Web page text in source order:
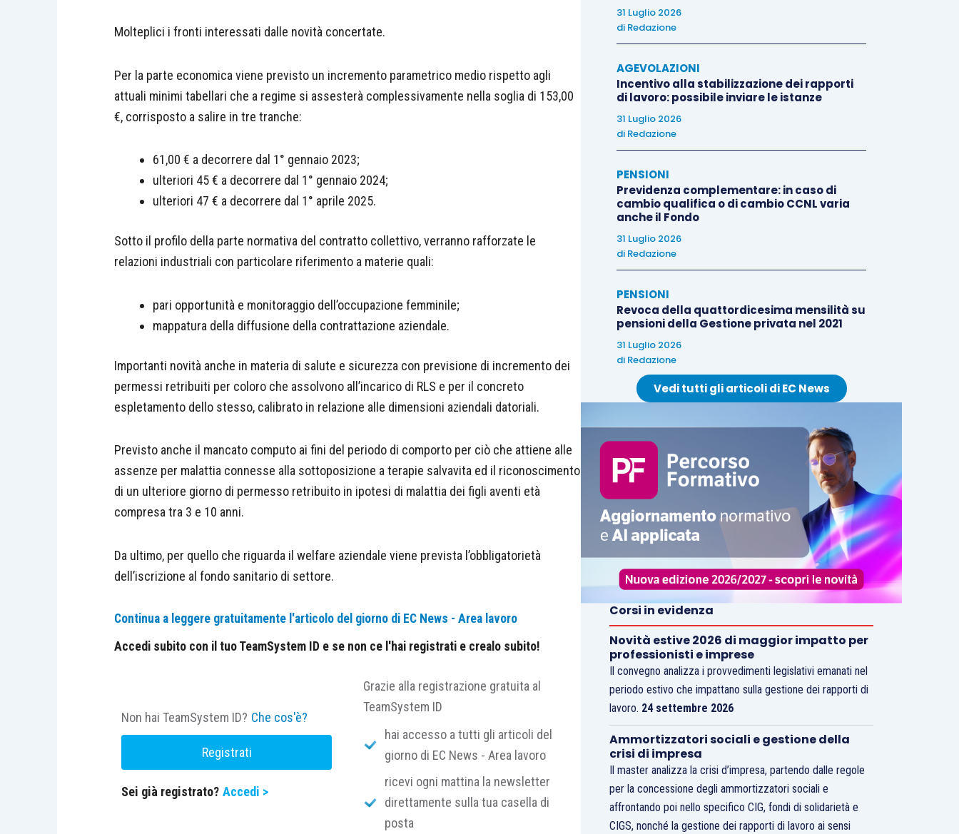
Molteplici i fronti interessati dalle novità concertate.
Per la parte economica viene previsto un incremento parametrico medio rispetto agli
attuali minimi tabellari che a regime si assesterà complessivamente nella soglia di 153,00
€, corrisposto a salire in tre tranche:
61,00 € a decorrere dal 1° gennaio 2023;
ulteriori 45 € a decorrere dal 1° gennaio 2024;
ulteriori 47 € a decorrere dal 1° aprile 2025.
Sotto il profilo della parte normativa del contratto collettivo, verranno rafforzate le
relazioni industriali con particolare riferimento a materie quali:
pari opportunità e monitoraggio dell’occupazione femminile;
mappatura della diffusione della contrattazione aziendale.
Importanti novità anche in materia di salute e sicurezza con previsione di incremento dei
permessi retribuiti per coloro che assolvono all’incarico di RLS e per il concreto
espletamento dello stesso, calibrato in relazione alle dimensioni aziendali datoriali.
Previsto anche il mancato computo ai fini del periodo di comporto per ciò che attiene alle
assenze per malattia connesse alla sottoposizione a terapie salvavita ed il riconoscimento
di un ulteriore giorno di permesso retribuito in ipotesi di malattia dei figli aventi età
compresa tra 3 e 10 anni.
Da ultimo, per quello che riguarda il welfare aziendale viene prevista l’obbligatorietà
dell’iscrizione al fondo sanitario di settore.
Continua a leggere gratuitamente l'articolo del giorno di EC News - Area lavoro
Accedi subito con il tuo TeamSystem ID e se non ce l'hai registrati e crealo subito!
Non hai TeamSystem ID? Che cos'è?
Registrati
Sei già registrato? Accedi >
Grazie alla registrazione gratuita al
TeamSystem ID
hai accesso a tutti gli articoli del
giorno di EC News - Area lavoro
ricevi ogni mattina la newsletter
direttamente sulla tua casella di
posta
31 Luglio 2026
di Redazione
AGEVOLAZIONI
Incentivo alla stabilizzazione dei rapporti
di lavoro: possibile inviare le istanze
31 Luglio 2026
di Redazione
PENSIONI
Previdenza complementare: in caso di
cambio qualifica o di cambio CCNL varia
anche il Fondo
31 Luglio 2026
di Redazione
PENSIONI
Revoca della quattordicesima mensilità su
pensioni della Gestione privata nel 2021
31 Luglio 2026
di Redazione
Vedi tutti gli articoli di EC News
Corsi in evidenza
Novità estive 2026 di maggior impatto per
professionisti e imprese
Il convegno analizza i provvedimenti legislativi emanati nel
periodo estivo che impattano sulla gestione dei rapporti di
lavoro. 24 settembre 2026
Ammortizzatori sociali e gestione della
crisi di impresa
Il master analizza la crisi d’impresa, partendo dalle regole
per la concessione degli ammortizzatori sociali e
affrontando poi nello specifico CIG, fondi di solidarietà e
CIGS, nonché la gestione dei rapporti di lavoro ai sensi